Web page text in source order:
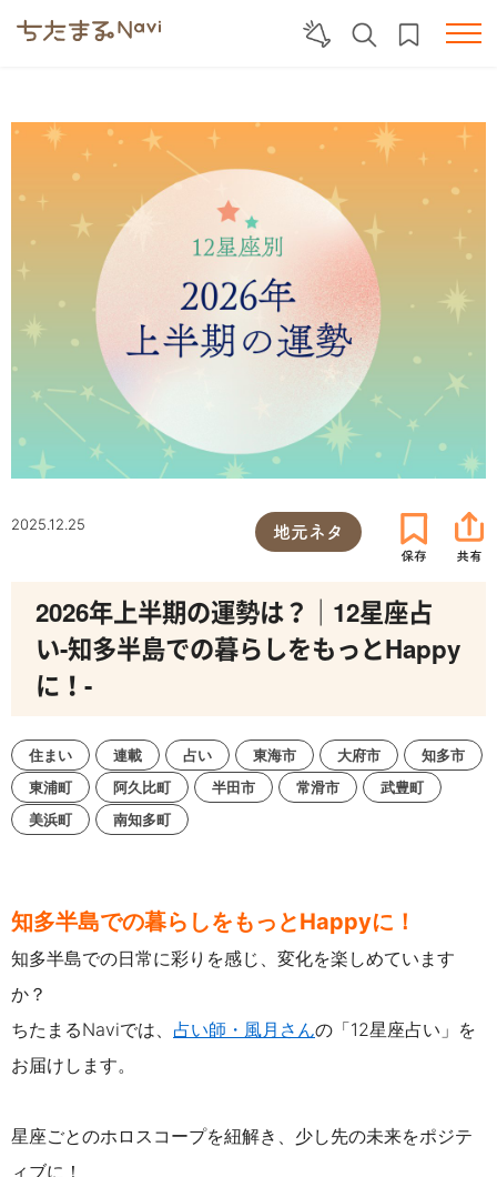
2025.12.25 地元ネタ
2026年上半期の運勢は？｜12星座占
い-知多半島での暮らしをもっとHappy
に！-
住まい 連載 占い 東海市 大府市
知多市
東浦町
阿久比町 半田市 常滑市
武豊町
美浜町
南知多町
知多半島での暮らしをもっとHappyに！
知多半島での日常に彩りを感じ、変化を楽しめています
か？
ちたまるNaviでは、 占い師・風月さんの「12星座占い」を
お届けします。
星座ごとのホロスコープを紐解き、少し先の未来をポジテ
ィブに！